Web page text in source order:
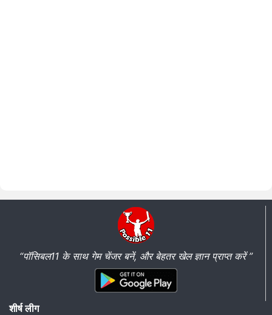
“पॉसिबल11 के साथ गेम चेंजर बनें, और बेहतर खेल ज्ञान प्राप्त करें ”
शीर्ष लीग